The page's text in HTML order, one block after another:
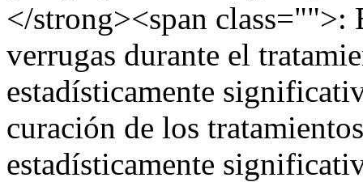
</strong><span class="">:
verrugas durante el
estadísticamente
curación de los
estadísticamente